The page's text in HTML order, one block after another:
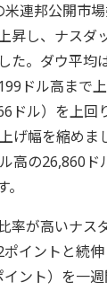
連邦公開市
昇し、ナスダ
た。ダウ平均
ドル高まで
ドル）を上回
げ幅を縮めま
高の26,860
率が高いナス
イントと続
ント）を一